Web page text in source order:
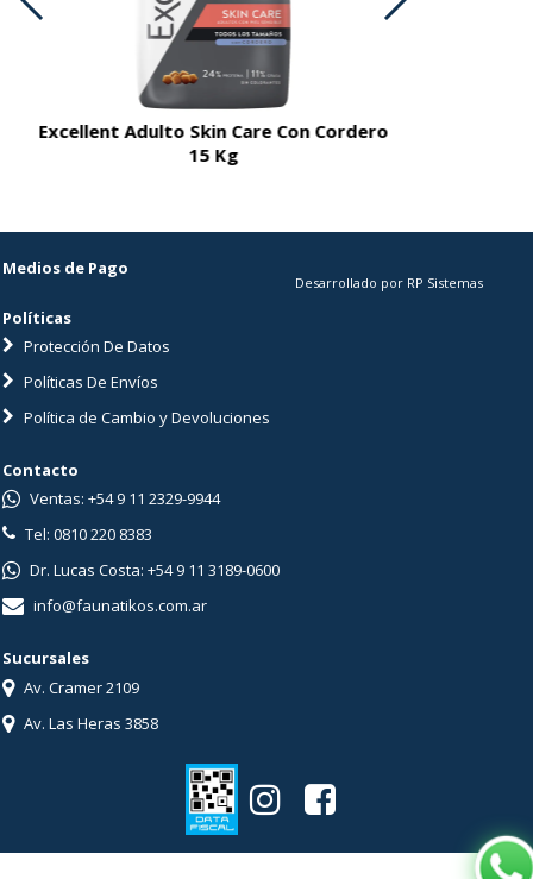
Excellent Adulto Skin Care Con Cordero
15 Kg
Medios de Pago
Políticas
Protección De Datos
Políticas De Envíos
Política de Cambio y Devoluciones
Desarrollado por RP Sistemas
Contacto
Ventas: +54 9 11 2329-9944
Tel: 0810 220 8383
Dr. Lucas Costa: +54 9 11 3189-0600
info@faunatikos.com.ar
Sucursales
Av. Cramer 2109
Av. Las Heras 3858